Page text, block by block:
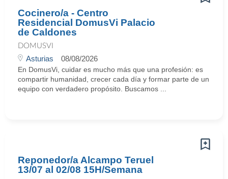
Cocinero/a - Centro
Residencial DomusVi Palacio
de Caldones
DOMUSVI
Asturias 08/08/2026
En DomusVi, cuidar es mucho más que una profesión: es
compartir humanidad, crecer cada día y formar parte de un
equipo con verdadero propósito. Buscamos ...
Reponedor/a Alcampo Teruel
13/07 al 02/08 15H/Semana